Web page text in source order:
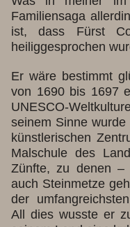
Familiensaga
ist, dass Fürst
heiliggesprochen
Er wäre bestimmt
von 1690 bis 1697
UNESCO-
seinem Sinne
künstlerischen
Malschule des
Zünfte, zu denen
auch Steinmetze
der
All dies wusste er